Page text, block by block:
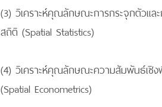
(3) วิเคราะห์คุณลักษณะการกระจุกตัวแล
สถิติ (Spatial Statistics)
(4) วิเคราะห์คุณลักษณะความสัมพันธ์เชิง
(Spatial Econometrics)